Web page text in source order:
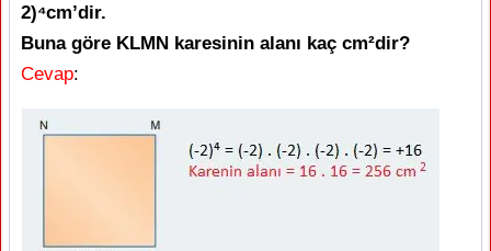
2)⁴cm’dir.
Buna göre KLMN karesinin alanı kaç cm²dir?
Cevap: